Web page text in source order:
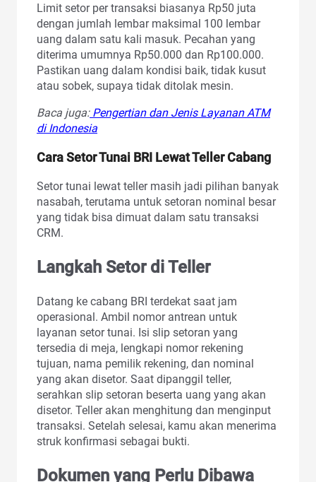
Limit setor per transaksi biasanya Rp50 juta
dengan jumlah lembar maksimal 100 lembar
uang dalam satu kali masuk. Pecahan yang
diterima umumnya Rp50.000 dan Rp100.000.
Pastikan uang dalam kondisi baik, tidak kusut
atau sobek, supaya tidak ditolak mesin.
Baca juga: Pengertian dan Jenis Layanan ATM
di Indonesia
Cara Setor Tunai BRI Lewat Teller Cabang
Setor tunai lewat teller masih jadi pilihan banyak
nasabah, terutama untuk setoran nominal besar
yang tidak bisa dimuat dalam satu transaksi
CRM.
Langkah Setor di Teller
Datang ke cabang BRI terdekat saat jam
operasional. Ambil nomor antrean untuk
layanan setor tunai. Isi slip setoran yang
tersedia di meja, lengkapi nomor rekening
tujuan, nama pemilik rekening, dan nominal
yang akan disetor. Saat dipanggil teller,
serahkan slip setoran beserta uang yang akan
disetor. Teller akan menghitung dan menginput
transaksi. Setelah selesai, kamu akan menerima
struk konfirmasi sebagai bukti.
Dokumen yang Perlu Dibawa